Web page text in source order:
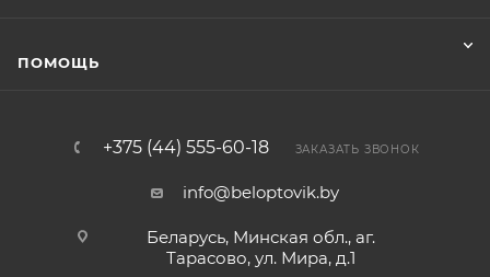
ПОМОЩЬ
+375 (44) 555-60-18 ЗАКАЗАТЬ ЗВОНОК
info@beloptovik.by
Беларусь, Минская обл., аг.
Тарасово, ул. Мира, д.1